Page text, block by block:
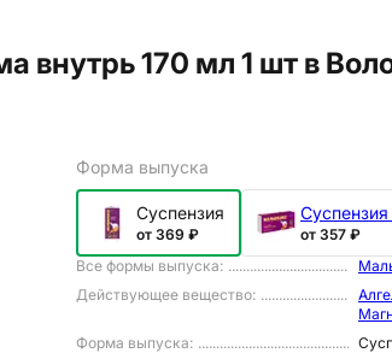
внутрь 170 мл 1 шт в
Форма выпуска
Суспензия
от 369 ₽
от 357 ₽
Все формы выпуска:
Действующее вещество:
Форма выпуска: